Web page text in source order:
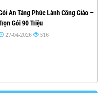
An Táng Phúc Lành Công Giáo –
Gói 90 Triệu
27-04-2026 516